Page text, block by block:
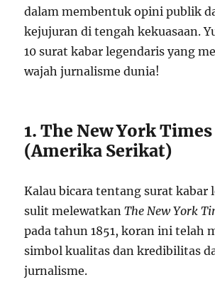
dalam membentuk opini publik
kejujuran di tengah kekuasaan.
10 surat kabar legendaris yang
wajah jurnalisme dunia!
1. The New York Times
(Amerika Serikat)
Kalau bicara tentang surat kabar
sulit melewatkanThe New York
pada tahun 1851, koran ini telah
simbol kualitas dan kredibilitas
jurnalisme.